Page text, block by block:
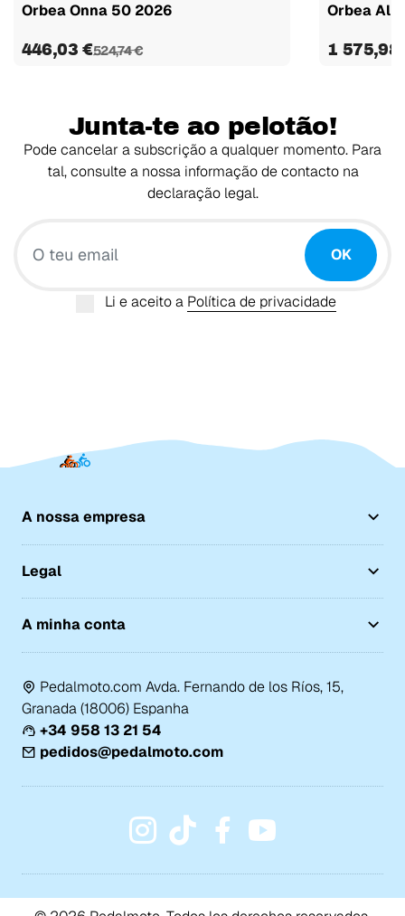
Orbea Onna 50 2026
446,03 €524,74 €
Orbea
1 575,98
Junta-te ao pelotão!
Pode cancelar a subscrição a qualquer momento. Para
tal, consulte a nossa informação de contacto na
declaração legal.
OK
Li e aceito a Política de privacidade
A nossa empresa
Legal
A minha conta
Pedalmoto.com Avda. Fernando de los Ríos, 15,
Granada (18006) Espanha
+34 958 13 21 54
pedidos@pedalmoto.com